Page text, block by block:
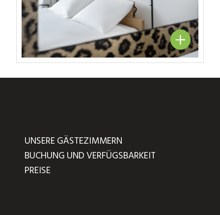
UNSERE GÄSTEZIMMERN
BUCHUNG UND VERFÜGSBARKEIT
PREISE